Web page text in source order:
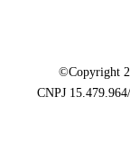
©Copyright
CNPJ